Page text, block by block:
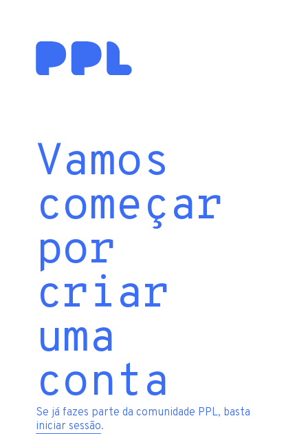
Vamos
começar
por
criar
uma
conta
Se já fazes parte da comunidade PPL, basta
iniciar sessão.